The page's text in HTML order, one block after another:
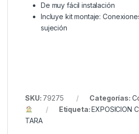
De muy fácil instalación
Incluye kit montaje:
sujeción
SKU: 79275 Categorías:
Etiqueta:EXPOSICION
TARA